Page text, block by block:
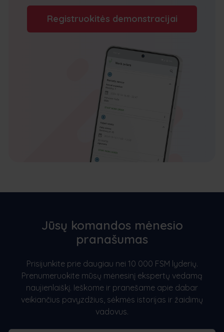
Registruokitės demonstracijai
Jūsų komandos mėnesio
pranašumas
Prisijunkite prie daugiau nei 10 000 FSM lyderių.
Prenumeruokite mūsų mėnesinį ekspertų vedamą
naujienlaiškį. Ieškome ir pranešame apie dabar
veikiančius pavyzdžius, sėkmės istorijas ir žaidimų
vadovus.